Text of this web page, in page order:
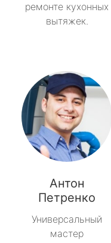
ремонте кухонных
вытяжек.
Антон
Петренко
Универсальный
мастер